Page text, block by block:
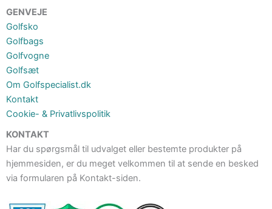
GENVEJE
Golfsko
Golfbags
Golfvogne
Golfsæt
Om Golfspecialist.dk
Kontakt
Cookie- & Privatlivspolitik
KONTAKT
Har du spørgsmål til udvalget eller bestemte produkter på
hjemmesiden, er du meget velkommen til at sende en besked
via formularen på Kontakt-siden.